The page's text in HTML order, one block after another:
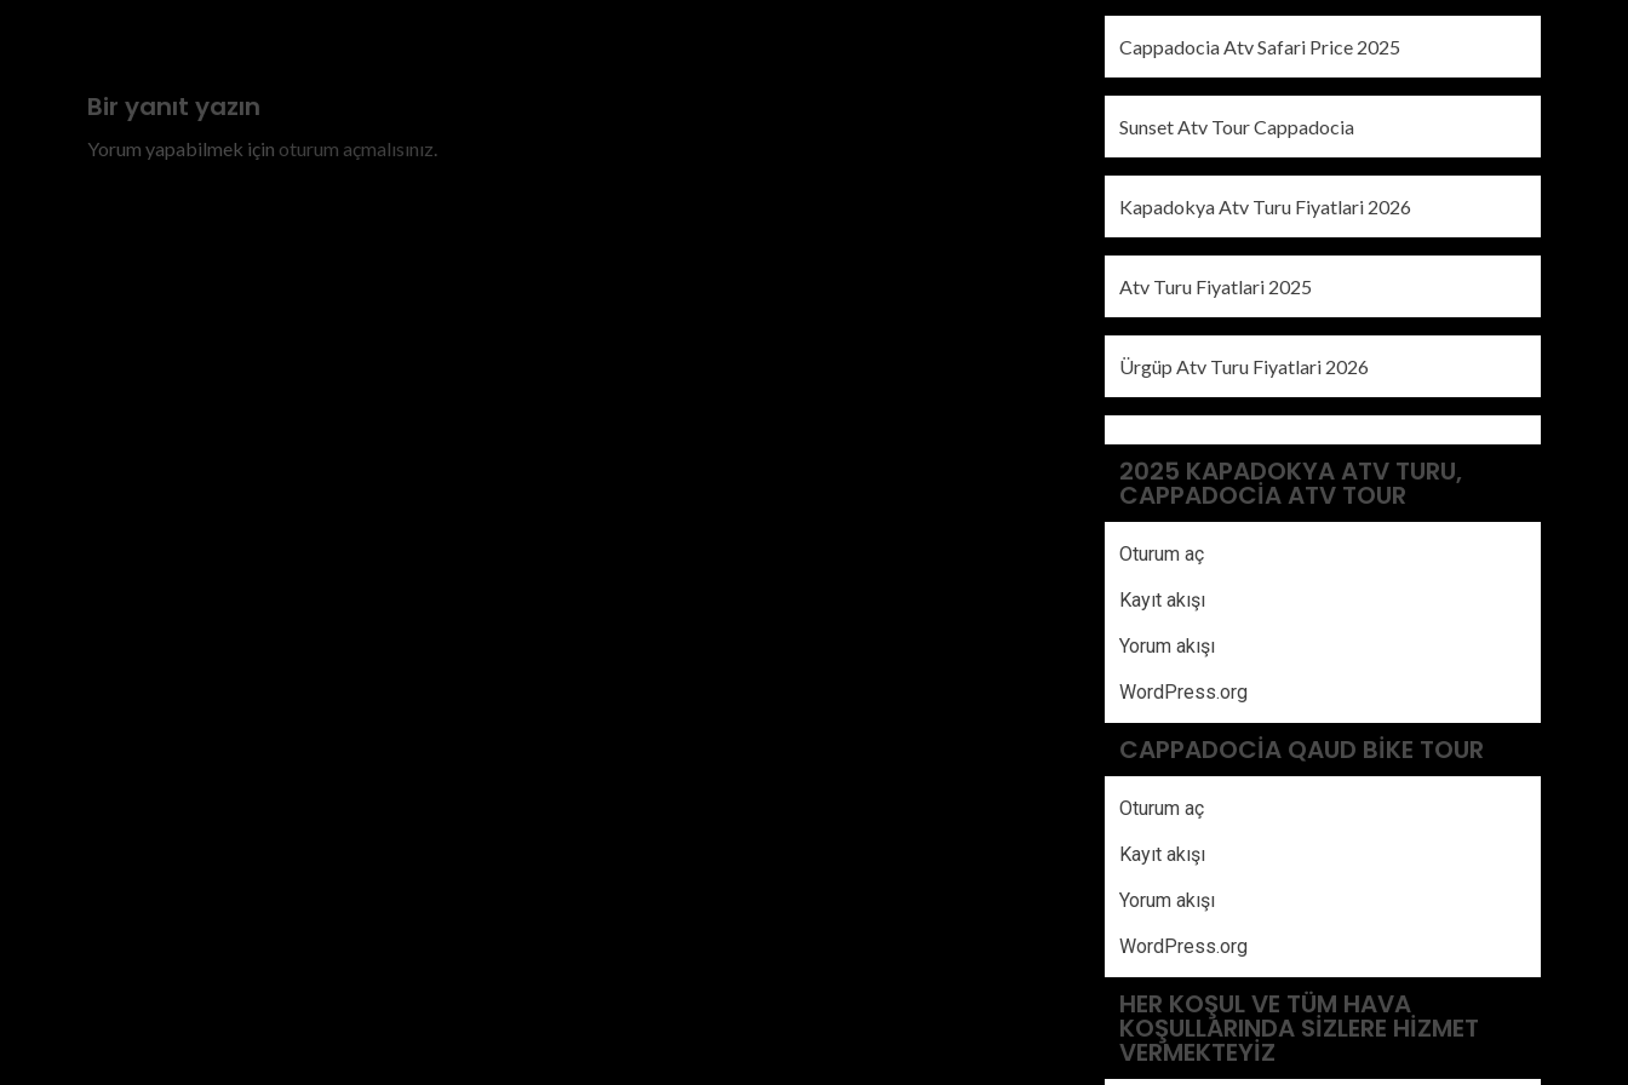
Bir yanıt yazın
Yorum yapabilmek için oturum açmalısınız.
Cappadocia Atv Safari Price 2025
Sunset Atv Tour Cappadocia
Kapadokya Atv Turu Fiyatlari 2026
Atv Turu Fiyatlari 2025
Ürgüp Atv Turu Fiyatlari 2026
2025 KAPADOKYA ATV TURU,
CAPPADOCIA ATV TOUR
Oturum aç
Kayıt akışı
Yorum akışı
WordPress.org
CAPPADOCIA QAUD BIKE TOUR
Oturum aç
Kayıt akışı
Yorum akışı
WordPress.org
HER KOŞUL VE TÜM HAVA
KOŞULLARINDA SIZLERE HIZMET
VERMEKTEYIZ